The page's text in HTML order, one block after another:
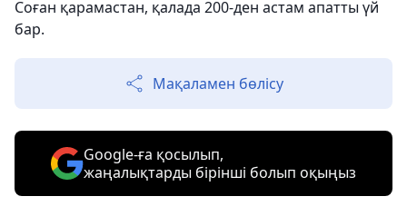
Соған қарамастан, қалада 200-ден астам апатты үй
бар.
Мақаламен бөлісу
Google-ға қосылып,
жаңалықтарды бірінші болып оқыңыз